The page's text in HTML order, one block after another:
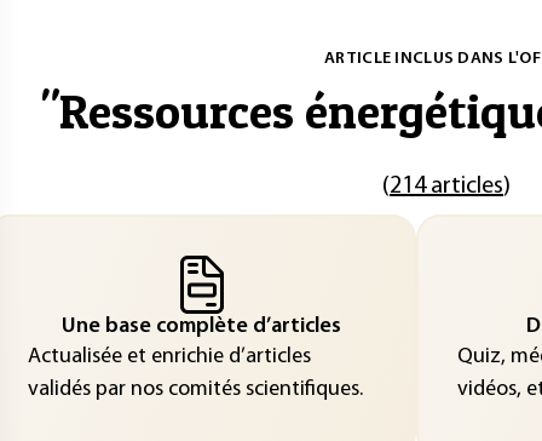
ARTICLE INCLUS DANS
"Ressources
(214 articles)
Une base complète d’articles
Actualisée et enrichie d’articles
validés par nos comités scientifiques.
Quiz,
vidéos,